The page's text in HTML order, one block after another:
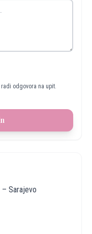
odgovora na upit.
Sarajevo